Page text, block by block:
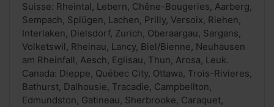
Suisse: Rheintal, Lebern, Chêne-Bougeries, Aarberg,
Sempach, Splügen, Lachen, Prilly, Versoix, Riehen,
Interlaken, Dielsdorf, Zurich, Oberaargau, Sargans,
Volketswil, Rheinau, Lancy, Biel/Bienne, Neuhausen
am Rheinfall, Aesch, Eglisau, Thun, Arosa, Leuk.
Canada: Dieppe, Québec City, Ottawa, Trois-Rivieres,
Bathurst, Dalhousie, Tracadie, Campbellton,
Edmundston, Gatineau, Sherbrooke, Caraquet,